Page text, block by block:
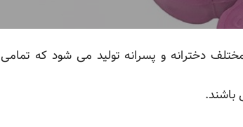
دخترانه و پسرانه تولید می شود که تمامی
باشند.